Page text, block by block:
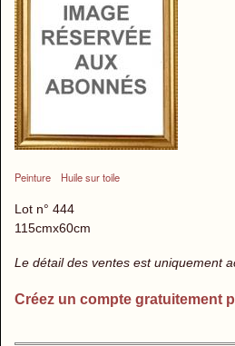
Peinture Huile sur toile
Lot n° 444
115cmx60cm
Le détail des ventes est uniquement
Créez un compte gratuitement